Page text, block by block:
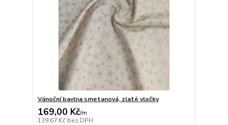
Vánoční bavlna smetanová, zlaté vločky
169,00 Kč/m
139,67 Kč bez DPH